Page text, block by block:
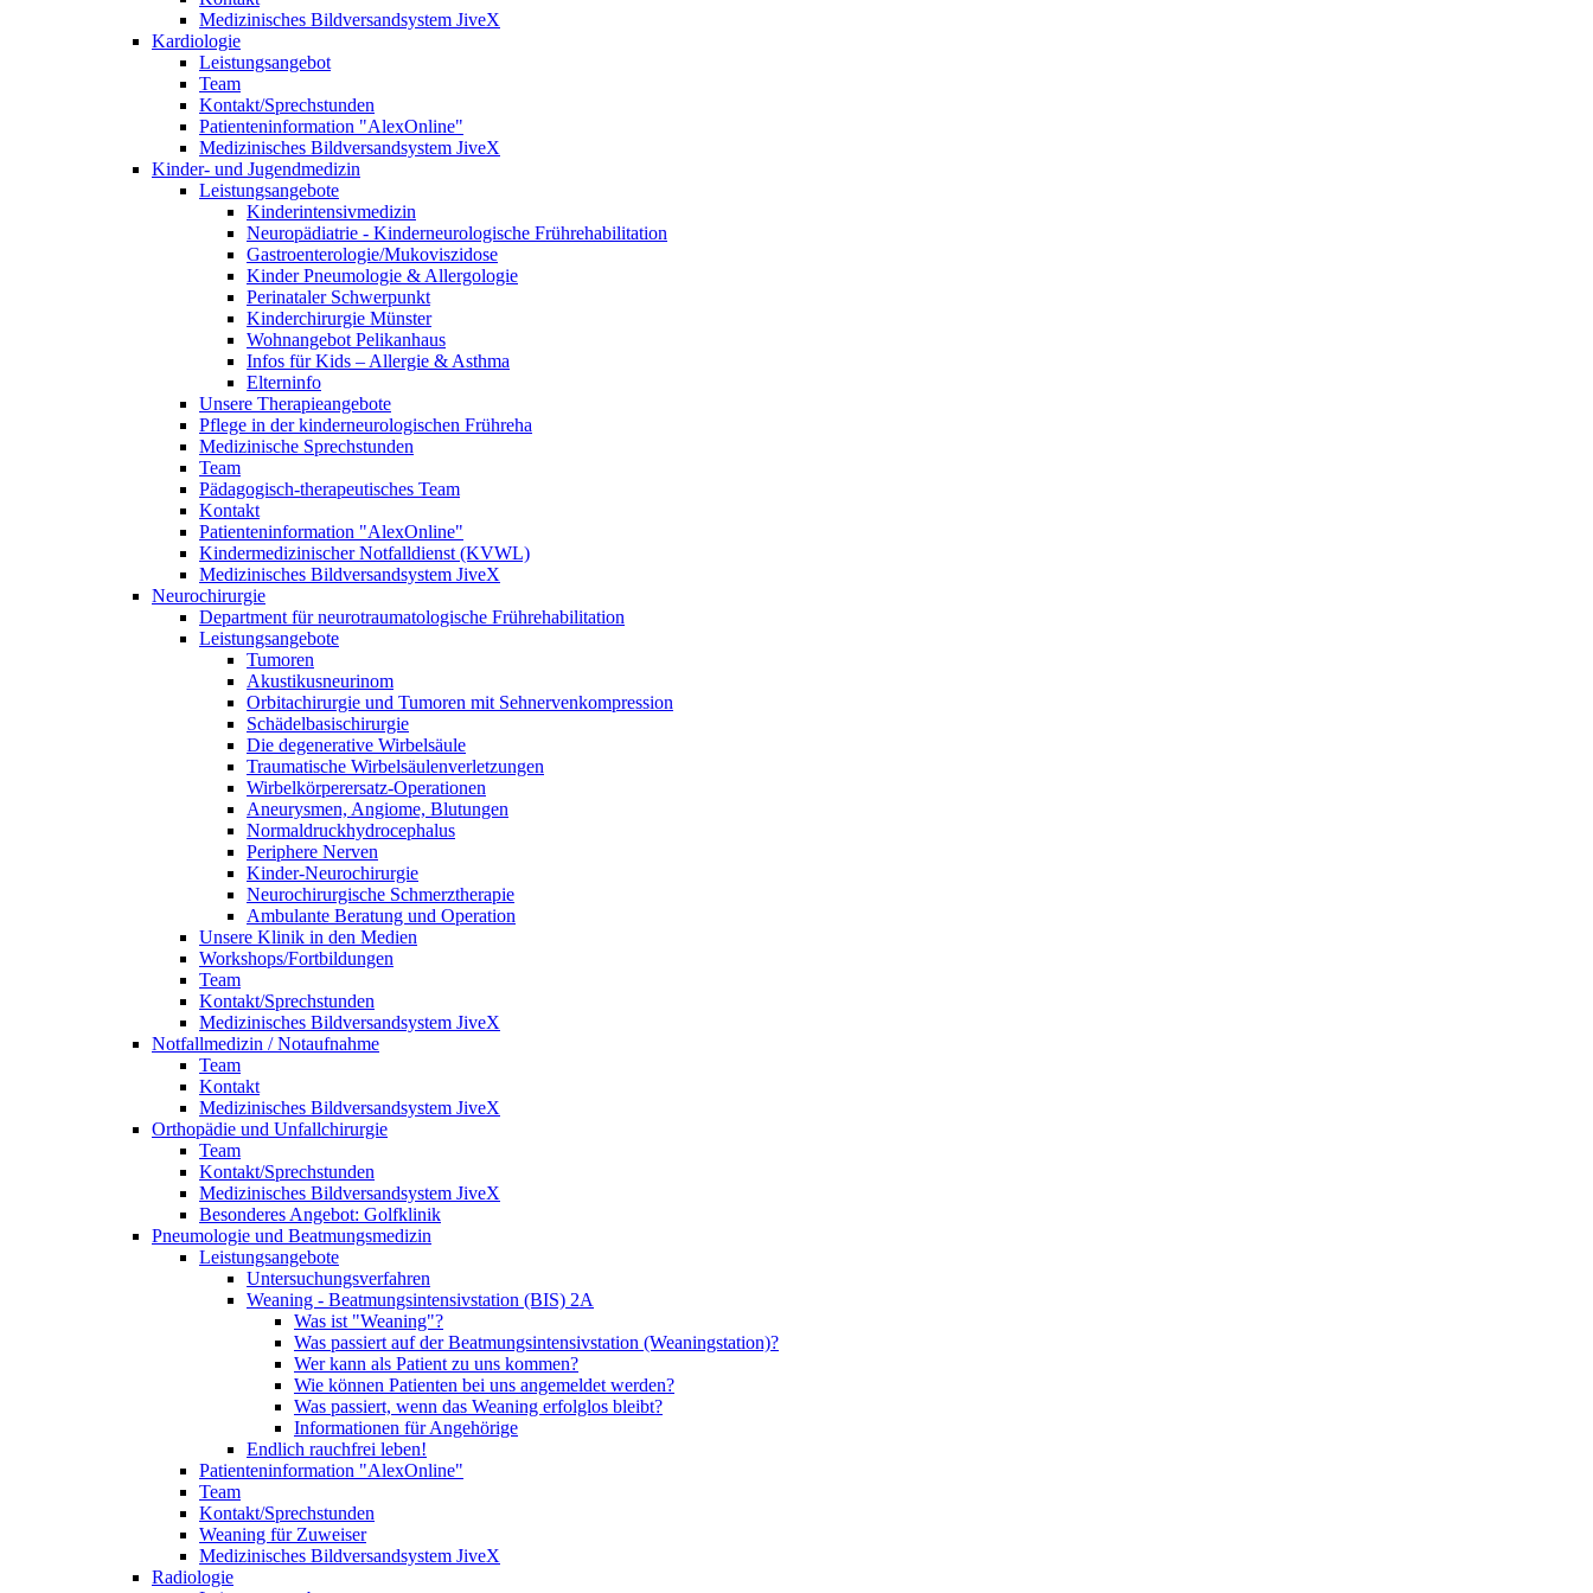
Medizinisches Bildversandsystem JiveX
Kardiologie
Leistungsangebot
Team
Kontakt/Sprechstunden
Patienteninformation "AlexOnline"
Medizinisches Bildversandsystem JiveX
Kinder- und Jugendmedizin
Leistungsangebote
Kinderintensivmedizin
Neuropädiatrie - Kinderneurologische Frührehabilitation
Gastroenterologie/Mukoviszidose
Kinder Pneumologie & Allergologie
Perinataler Schwerpunkt
Kinderchirurgie Münster
Wohnangebot Pelikanhaus
Infos für Kids – Allergie & Asthma
Elterninfo
Unsere Therapieangebote
Pflege in der kinderneurologischen Frühreha
Medizinische Sprechstunden
Team
Pädagogisch-therapeutisches Team
Kontakt
Patienteninformation "AlexOnline"
Kindermedizinischer Notfalldienst (KVWL)
Medizinisches Bildversandsystem JiveX
Neurochirurgie
Department für neurotraumatologische Frührehabilitation
Leistungsangebote
Tumoren
Akustikusneurinom
Orbitachirurgie und Tumoren mit Sehnervenkompression
Schädelbasischirurgie
Die degenerative Wirbelsäule
Traumatische Wirbelsäulenverletzungen
Wirbelkörperersatz-Operationen
Aneurysmen, Angiome, Blutungen
Normaldruckhydrocephalus
Periphere Nerven
Kinder-Neurochirurgie
Neurochirurgische Schmerztherapie
Ambulante Beratung und Operation
Unsere Klinik in den Medien
Workshops/Fortbildungen
Team
Kontakt/Sprechstunden
Medizinisches Bildversandsystem JiveX
Notfallmedizin / Notaufnahme
Team
Kontakt
Medizinisches Bildversandsystem JiveX
Orthopädie und Unfallchirurgie
Team
Kontakt/Sprechstunden
Medizinisches Bildversandsystem JiveX
Besonderes Angebot: Golfklinik
Pneumologie und Beatmungsmedizin
Leistungsangebote
Untersuchungsverfahren
Weaning - Beatmungsintensivstation (BIS) 2A
Was ist "Weaning"?
Was passiert auf der Beatmungsintensivstation (Weaningstation)?
Wer kann als Patient zu uns kommen?
Wie können Patienten bei uns angemeldet werden?
Was passiert, wenn das Weaning erfolglos bleibt?
Informationen für Angehörige
Endlich rauchfrei leben!
Patienteninformation "AlexOnline"
Team
Kontakt/Sprechstunden
Weaning für Zuweiser
Medizinisches Bildversandsystem JiveX
Radiologie